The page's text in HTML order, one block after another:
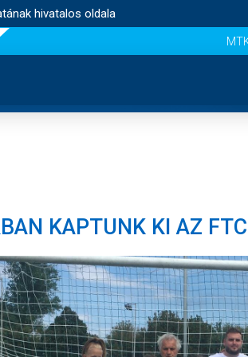
hivatalos oldala
KAPTUNK KI AZ